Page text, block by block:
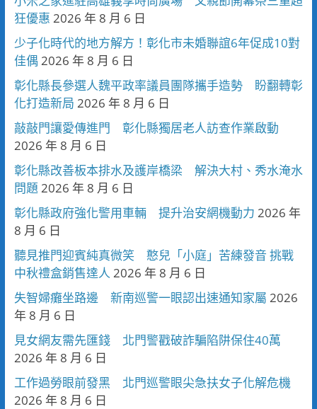
狂優惠 2026 年 8 月 6 日
少子化時代的地方解方！彰化市未婚聯誼6年促成10對
佳偶 2026 年 8 月 6 日
彰化縣長參選人魏平政率議員團隊攜手造勢 盼翻轉彰
化打造新局 2026 年 8 月 6 日
敲敲門讓愛傳進門 彰化縣獨居老人訪查作業啟動
2026 年 8 月 6 日
彰化縣改善板本排水及護岸橋梁 解決大村、秀水淹水
問題 2026 年 8 月 6 日
彰化縣政府強化警用車輛 提升治安網機動力 2026 年
8 月 6 日
聽見推門迎賓純真微笑 憨兒「小庭」苦練發音 挑戰
中秋禮盒銷售達人 2026 年 8 月 6 日
失智婦癱坐路邊 新南巡警一眼認出速通知家屬 2026
年 8 月 6 日
見女網友需先匯錢 北門警戳破詐騙陷阱保住40萬
2026 年 8 月 6 日
工作過勞眼前發黑 北門巡警眼尖急扶女子化解危機
2026 年 8 月 6 日